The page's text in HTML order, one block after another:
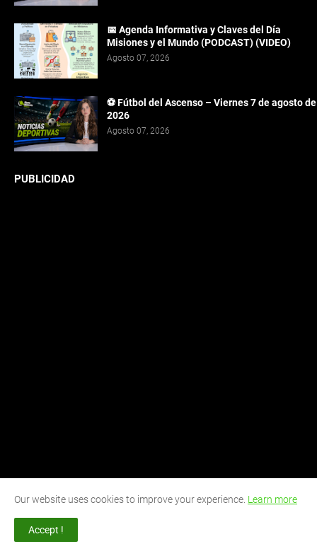
📅 Agenda Informativa y Claves del Día
Misiones y el Mundo (PODCAST) (VIDEO)
Agosto 07, 2026
⚽ Fútbol del Ascenso – Viernes 7 de agosto de
2026
Agosto 07, 2026
PUBLICIDAD
Our website uses cookies to improve your experience. Learn more
Accept !